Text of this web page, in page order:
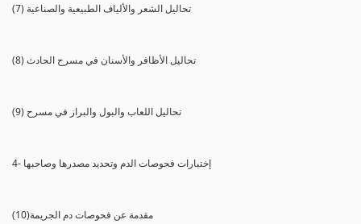
(7) تحاليل الشعر والألياف الطبيعية والصناعية
(8) تحاليل الأظافر والأسنان في مسرح الحادث
(9) تحاليل اللعاب والبول والبراز في مسرح
4- إختبارات فحوصات الدم وتحديد مصدرها وصاحبها
(10)مقدمة عن فحوصات دم الجريمة